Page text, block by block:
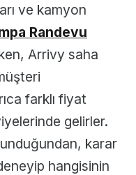
ve kamyon
Randevu
Arrivy saha
farklı fiyat
gelirler.
karar
hangisinin